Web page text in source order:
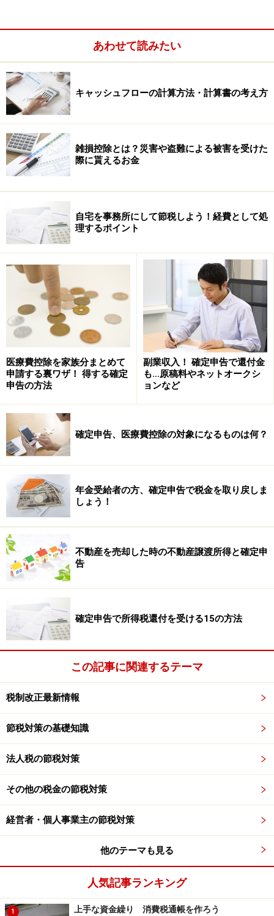
（収入金額（源泉徴収される前の金額）－退職所得控除
額）×１/２＝退職所得の金額
退職所得控除額については次のように計算します。
・勤続年数20年以下
40万円×勤続年数（1年未満の端数切り上げ）
（80万円に満たない場合には80万円）
・勤続年数20年超
800万円＋｛70万円×（勤続年数（1年未満の端数切り上
げ）－20年）｝
（なお、障害者になったことが直接の原因で退職した場
合の退職所得控除額は、上記の方法により計算した額に
100万円を加えた金額となります。）
｛70万円×（30年－20年）｝＝1,500万円となり、退職金
1,500万円までは税金はかかりません。
また、課税されるのは収入金額から退職所得控除額を引
いた後の金額に税率を乗じるのではなく、さらに「１/
２」してから乗じるため、実質「１/２税率」ということ
になります。
さらに退職所得は原則として他の所得と分離して所得税
額を計算します。所得税は累進課税となっているため所
得の高い人ほど税率が高くなる仕組みですが、退職所得
は分離課税とされており、税負担が軽くされています。
ただし、平成25年分以後の所得税について改正がありま
特定の役員等（勤続年数が5年以下の役員等）に対する
特定役員退職手当等に係る退職所得の金額の計算につい
また、忘れがちですが退職所得については住民税もかか
ってきます。退職金に係る住民税の所得割額についてこ
れまで本来の税額から10％税額控除されていましたが、
平成25年1月1日以後に支払われる退職金について、10％
※記事内容は執筆時点のものです。最新の内容をご確認くださ
い。
1 2 次のページへ
あわせて読みたい
キャッシュフローの計算方法・計算書の考え方
雑損控除とは？災害や盗難による被害を受けた
際に貰えるお金
自宅を事務所にして節税しよう！経費として処
理するポイント
医療費控除を家族分まとめて
申請する裏ワザ！ 得する確定
申告の方法
副業収入！ 確定申告で還付金
も…原稿料やネットオークシ
ョンなど
確定申告、医療費控除の対象になるものは何？
年金受給者の方、確定申告で税金を取り戻しま
しょう！
不動産を売却した時の不動産譲渡所得と確定申
告
確定申告で所得税還付を受ける15の方法
この記事に関連するテーマ
税制改正最新情報
節税対策の基礎知識
法人税の節税対策
その他の税金の節税対策
経営者・個人事業主の節税対策
他のテーマも見る
人気記事ランキング
1 上手な資金繰り 消費税通帳を作ろう